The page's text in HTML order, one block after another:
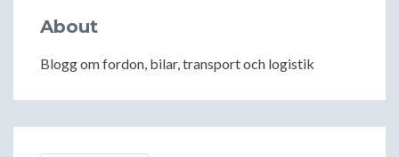
About
Blogg om fordon, bilar, transport och logistik